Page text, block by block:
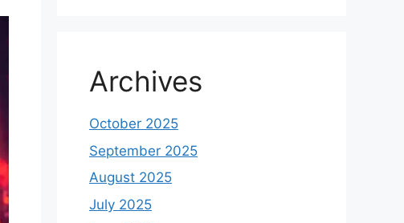
Archives
October 2025
September 2025
August 2025
July 2025